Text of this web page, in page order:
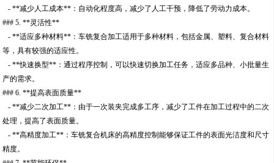
- **减少人工成本**：自动化程度高，减少了人工干预，降低了劳动力成本。
### 5. **灵活性**
- **适应多种材料**：车铣复合加工适用于多种材料，包括金属、塑料、复合材料
等，具有较强的适应性。
- **快速换型**：通过程序控制，可以快速切换加工任务，适应多品种、小批量生
产的需求。
### 6. **提高表面质量**
- **减少二次加工**：由于一次装夹完成多工序，减少了工件在加工过程中的二次
处理，提高了表面质量。
- **高精度加工**：车铣复合机床的高精度控制能够保证工件的表面光洁度和尺寸
精度。